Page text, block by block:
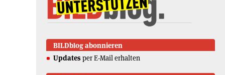
BILDblog abonnieren
Updates per E-Mail erhalten